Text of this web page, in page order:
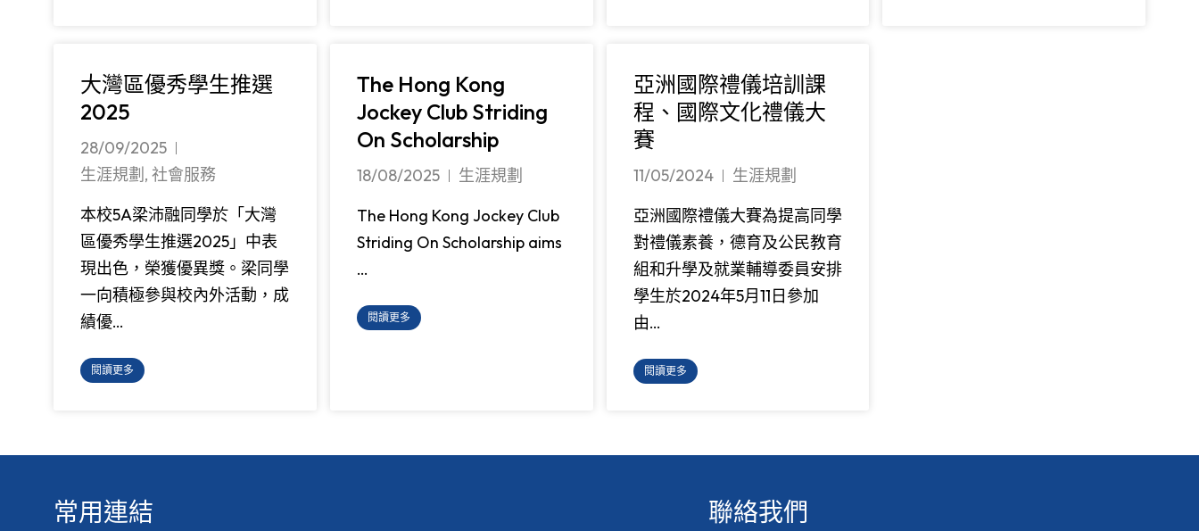
大灣區優秀學生推選
2025
28/09/2025
生涯規劃 , 社會服務
本校5A梁沛融同學於「大灣
區優秀學生推選2025」中表
現出色，榮獲優異獎。梁同學
一向積極參與校內外活動，成
績優…
閱讀更多
The Hong Kong
Jockey Club Striding
On Scholarship
18/08/2025
生涯規劃
The Hong Kong Jockey Club
Striding On Scholarship aims
…
閱讀更多
亞洲國際禮儀培訓課
程、國際文化禮儀大
賽
11/05/2024
生涯規劃
亞洲國際禮儀大賽為提高同學
對禮儀素養，德育及公民教育
組和升學及就業輔導委員安排
學生於2024年5月11日參加
由…
閱讀更多
常用連結 聯絡我們